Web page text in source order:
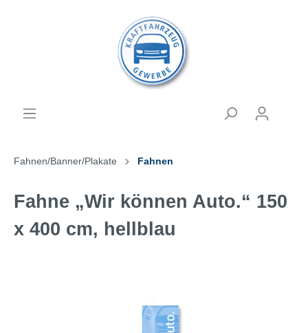
Fahnen/Banner/Plakate Fahnen
Fahne „Wir können Auto.“ 150
x 400 cm, hellblau